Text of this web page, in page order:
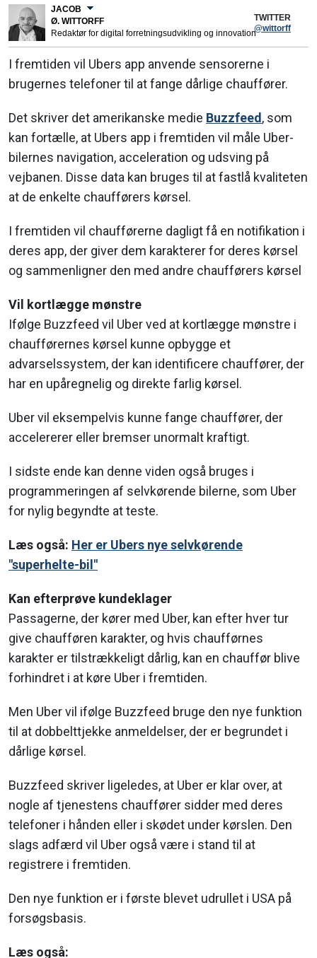
JACOB
Ø. WITTORFF
Redaktør for digital forretningsudvikling og innovation
TWITTER
@wittorff
I fremtiden vil Ubers app anvende sensorerne i
brugernes telefoner til at fange dårlige chauffører.
Det skriver det amerikanske medie Buzzfeed, som
kan fortælle, at Ubers app i fremtiden vil måle Uber-
bilernes navigation, acceleration og udsving på
vejbanen. Disse data kan bruges til at fastlå kvaliteten
at de enkelte chaufførers kørsel.
I fremtiden vil chaufførerne dagligt få en notifikation i
deres app, der giver dem karakterer for deres kørsel
og sammenligner den med andre chaufførers kørsel
Vil kortlægge mønstre
Ifølge Buzzfeed vil Uber ved at kortlægge mønstre i
chaufførernes kørsel kunne opbygge et
advarselssystem, der kan identificere chauffører, der
har en upåregnelig og direkte farlig kørsel.
Uber vil eksempelvis kunne fange chauffører, der
accelererer eller bremser unormalt kraftigt.
I sidste ende kan denne viden også bruges i
programmeringen af selvkørende bilerne, som Uber
for nylig begyndte at teste.
Læs også: Her er Ubers nye selvkørende
"superhelte-bil"
Kan efterprøve kundeklager
Passagerne, der kører med Uber, kan efter hver tur
give chaufføren karakter, og hvis chaufførnes
karakter er tilstrækkeligt dårlig, kan en chauffør blive
forhindret i at køre Uber i fremtiden.
Men Uber vil ifølge Buzzfeed bruge den nye funktion
til at dobbelttjekke anmeldelser, der er begrundet i
dårlige kørsel.
Buzzfeed skriver ligeledes, at Uber er klar over, at
nogle af tjenestens chauffører sidder med deres
telefoner i hånden eller i skødet under kørslen. Den
slags adfærd vil Uber også være i stand til at
registrere i fremtiden.
Den nye funktion er i første blevet udrullet i USA på
forsøgsbasis.
Læs også: